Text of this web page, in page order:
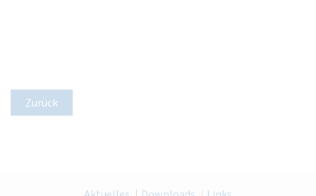
Zurück